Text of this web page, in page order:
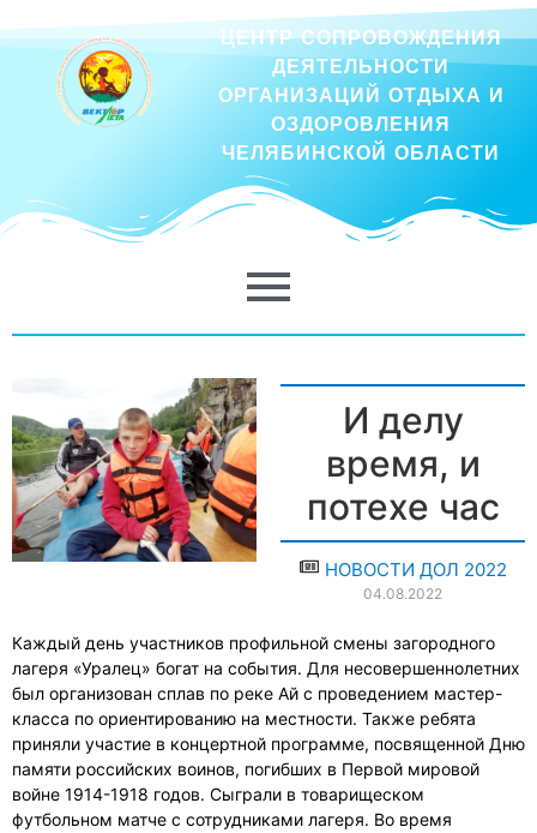
ЦЕНТР СОПРОВОЖДЕНИЯ
ДЕЯТЕЛЬНОСТИ
ОРГАНИЗАЦИЙ ОТДЫХА И
ОЗДОРОВЛЕНИЯ
ЧЕЛЯБИНСКОЙ ОБЛАСТИ
И делу
время, и
потехе час
НОВОСТИ ДОЛ 2022
04.08.2022
Каждый день участников профильной смены загородного
лагеря «Уралец» богат на события. Для несовершеннолетних
был организован сплав по реке Ай с проведением мастер-
класса по ориентированию на местности. Также ребята
приняли участие в концертной программе, посвященной Дню
памяти российских воинов, погибших в Первой мировой
войне 1914-1918 годов. Сыграли в товарищеском
футбольном матче с сотрудниками лагеря. Во время